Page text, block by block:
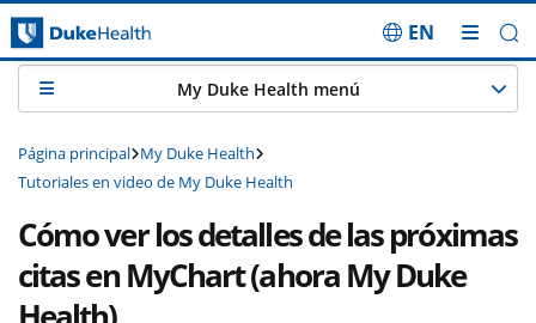
Saltar navegación
EN
Página principal My Duke Health
Tutoriales en video de My Duke Health
My Duke Health menú
Cómo ver los detalles de las próximas
citas en MyChart (ahora My Duke